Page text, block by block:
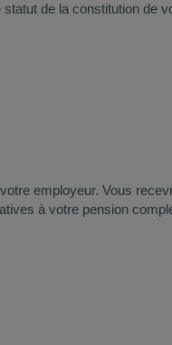
de la constitution de
employeur. Vous
à votre pension